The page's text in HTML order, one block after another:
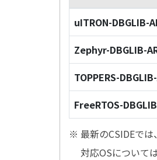
uITRON-DBGLIB-
Zephyr-DBGLIB-
TOPPERS-
FreeRTOS-
※ 最新のCSIDEでは
対応OSについて